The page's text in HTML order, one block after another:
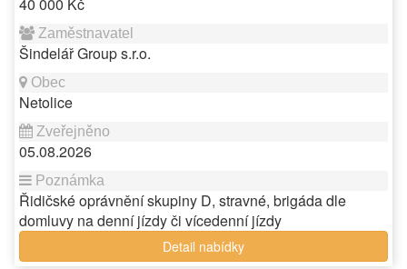
Šindelář Group s.r.o.
Netolice
05.08.2026
Řidičské oprávnění skupiny D, stravné, brigáda dle
domluvy na denní jízdy či vícedenní jízdy
Detail nabídky